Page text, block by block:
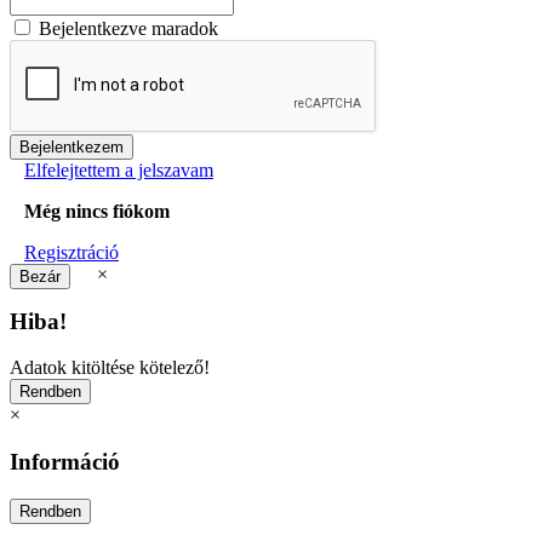
Bejelentkezve maradok
Elfelejtettem a jelszavam
Még nincs fiókom
Regisztráció
×
Hiba!
Adatok kitöltése kötelező!
×
Információ